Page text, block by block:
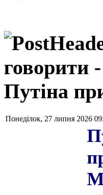
говорити
Путіна
Понеділок, 27 липня 2026